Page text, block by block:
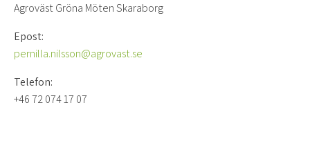
Agroväst Gröna Möten Skaraborg
Epost:
pernilla.nilsson@agrovast.se
Telefon:
+46 72 074 17 07